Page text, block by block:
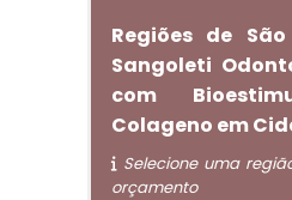
Regiões de
Sangoleti
com
Colageno em
Selecione uma
orçamento